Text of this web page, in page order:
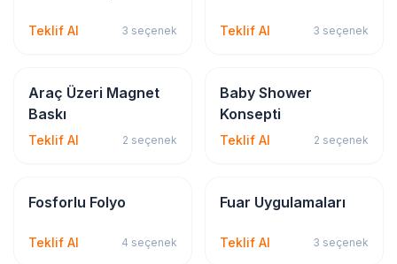
Teklif Al 3 seçenek Teklif Al 3 seçenek
Sticker & Etiket
Araç Üzeri Magnet
Baskı
Teklif Al 2 seçenek
Promosyon
Baby Shower
Konsepti
Teklif Al 2 seçenek
Sticker & Etiket
Fosforlu Folyo
Teklif Al 4 seçenek
Dijital & Geniş Format
Fuar Uygulamaları
Teklif Al 3 seçenek